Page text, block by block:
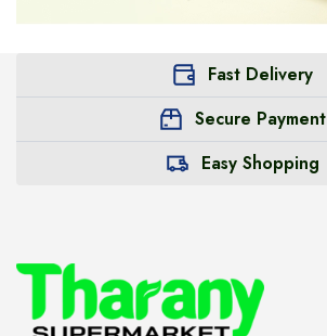
Fast Delivery
Secure Payment
Easy Shopping